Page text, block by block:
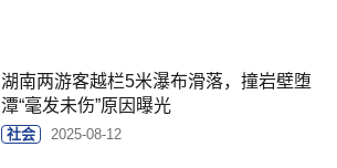
湖南两游客越栏5米瀑布滑落，撞岩壁堕
潭“毫发未伤”原因曝光
社会 2025-08-12